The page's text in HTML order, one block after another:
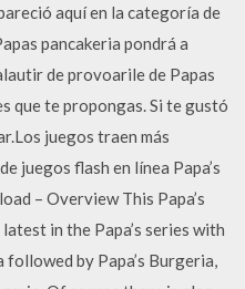
aquí en la categoría de
pancakeria pondrá a
de provoarile de Papas
que te propongas. Si te gustó
juegos traen más
juegos flash en línea Papa’s
– Overview This Papa’s
in the Papa’s series with
by Papa’s Burgeria,